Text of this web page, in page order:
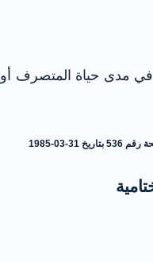
في مدى حياة المتصرف أو